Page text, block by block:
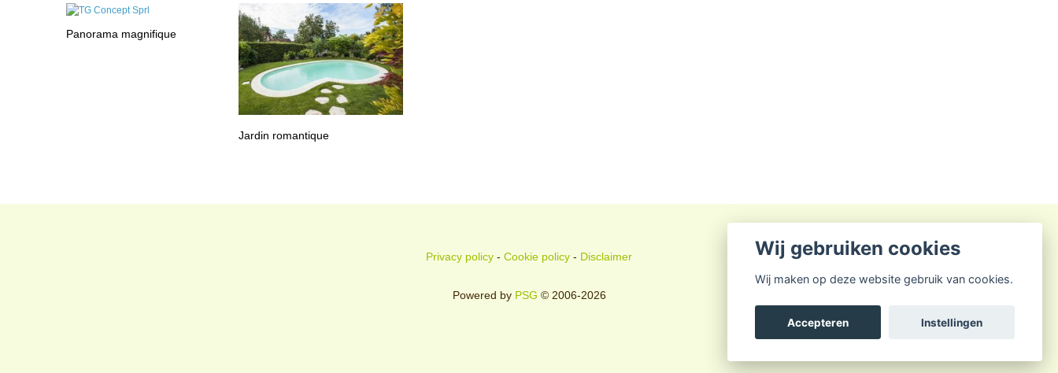
Panorama magnifique
Jardin romantique
Privacy policy - Cookie policy - Disclaimer
Powered by PSG © 2006-2026
Wij gebruiken cookies
Wij maken op deze website gebruik van cookies.
Accepteren Instellingen